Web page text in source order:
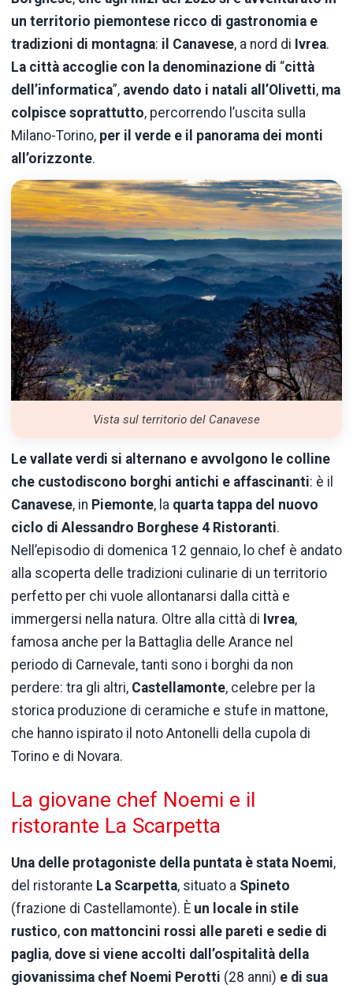
un territorio piemontese ricco di gastronomia e
tradizioni di montagna: il Canavese, a nord di Ivrea.
La città accoglie con la denominazione di “città
dell’informatica”, avendo dato i natali all’Olivetti, ma
colpisce soprattutto, percorrendo l’uscita sulla
Milano-Torino, per il verde e il panorama dei monti
all’orizzonte.
Vista sul territorio del Canavese
Le vallate verdi si alternano e avvolgono le colline
che custodiscono borghi antichi e affascinanti: è il
Canavese, in Piemonte, la quarta tappa del nuovo
ciclo di Alessandro Borghese 4 Ristoranti.
Nell’episodio di domenica 12 gennaio, lo chef è andato
alla scoperta delle tradizioni culinarie di un territorio
perfetto per chi vuole allontanarsi dalla città e
immergersi nella natura. Oltre alla città di Ivrea,
famosa anche per la Battaglia delle Arance nel
periodo di Carnevale, tanti sono i borghi da non
perdere: tra gli altri, Castellamonte, celebre per la
storica produzione di ceramiche e stufe in mattone,
che hanno ispirato il noto Antonelli della cupola di
Torino e di Novara.
La giovane chef Noemi e il
ristorante La Scarpetta
Una delle protagoniste della puntata è stata Noemi,
del ristorante La Scarpetta, situato a Spineto
(frazione di Castellamonte). È un locale in stile
rustico, con mattoncini rossi alle pareti e sedie di
paglia, dove si viene accolti dall’ospitalità della
giovanissima chef Noemi Perotti (28 anni) e di sua